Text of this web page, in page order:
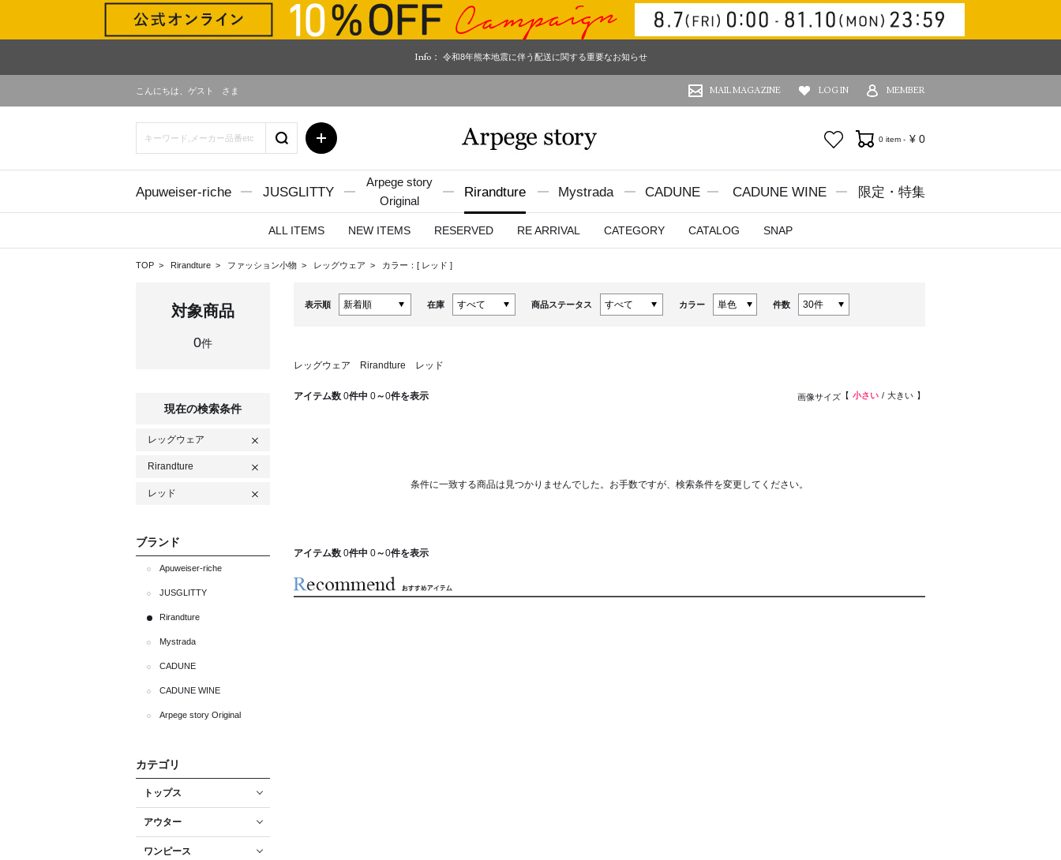
Info： 令和8年熊本地震に伴う配送に関する重要なお知らせ
こんにちは、 ゲスト さま MAIL MAGAZINE LOG IN MEMBER
お気に入り0 item - ¥ 0
Apuweiser-riche JUSGLITTY
Arpege story
Original
Rirandture Mystrada CADUNE CADUNE WINE 限定・特集
ALL ITEMS NEW ITEMS RESERVED RE ARRIVAL CATEGORY CATALOG SNAP
TOP Rirandture ファッション小物 レッグウェア カラー：[ レッド ]
対象商品
0件
現在の検索条件
レッグウェア
Rirandture
レッド
ブランド
Apuweiser-riche
JUSGLITTY
Rirandture
Mystrada
CADUNE
CADUNE WINE
Arpege story Original
カテゴリ
トップス
アウター
ワンピース
表示順 在庫 商品ステータス カラー 件数
レッグウェア Rirandture レッド
アイテム数 0件中 0～0件を表示 画像サイズ 小さい 大きい
条件に一致する商品は見つかりませんでした。お手数ですが、検索条件を変更してください。
アイテム数 0件中 0～0件を表示